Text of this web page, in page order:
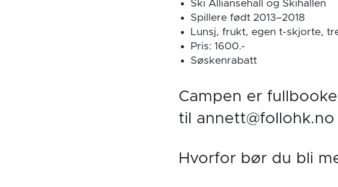
Ski Alliansehall og Skihallen
Spillere født 2013–2018
Lunsj, frukt, egen t-skjorte,
Pris: 1600.-
Søskenrabatt
Campen er
til annett@follohk.no
Hvorfor bør du bli